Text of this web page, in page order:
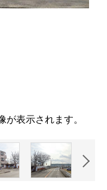
表示されます。